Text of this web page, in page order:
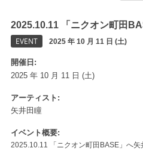
2025.10.11 「ニクオン町田
EVENT 2025 年 10 月 11 日 (土)
開催日
2025 年 10 月 11 日 (土)
アーティスト
矢井田瞳
イベント概要
2025.10.11 「ニクオン町田BASE」へ矢